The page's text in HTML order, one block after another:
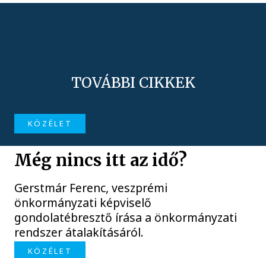
TOVÁBBI CIKKEK
KÖZÉLET
Még nincs itt az idő?
Gerstmár Ferenc, veszprémi
önkormányzati képviselő
gondolatébresztő írása a önkormányzati
rendszer átalakításáról.
KÖZÉLET